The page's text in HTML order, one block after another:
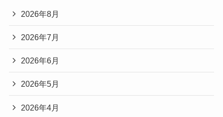
2026年8月
2026年7月
2026年6月
2026年5月
2026年4月